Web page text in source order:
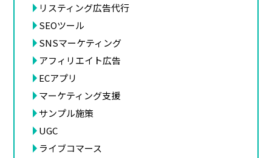
リスティング広告代行
SEOツール
SNSマーケティング
アフィリエイト広告
ECアプリ
マーケティング支援
サンプル施策
UGC
ライブコマース